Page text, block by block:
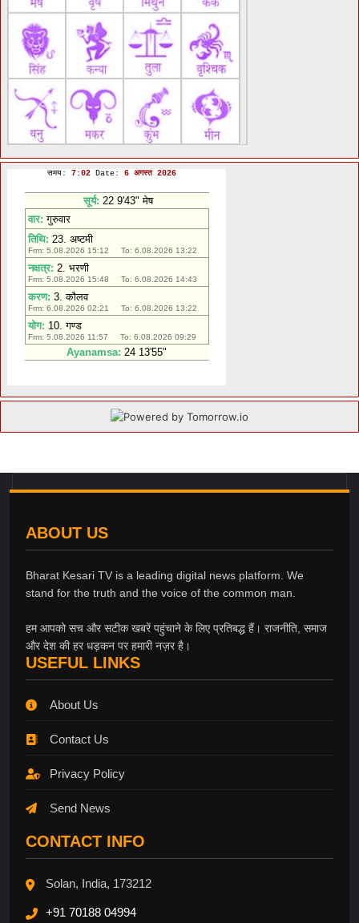
ABOUT US
Bharat Kesari TV is a leading digital news platform. We
stand for the truth and the voice of the common man.
हम आपको सच और सटीक खबरें पहुंचाने के लिए प्रतिबद्ध हैं। राजनीति, समाज
और देश की हर धड़कन पर हमारी नज़र है।
USEFUL LINKS
About Us
Contact Us
Privacy Policy
Send News
CONTACT INFO
Solan, India, 173212
+91 70188 04994